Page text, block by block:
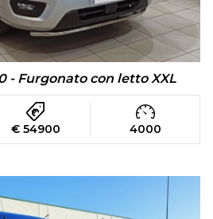
- Furgonato con letto XXL
€ 54900 4000